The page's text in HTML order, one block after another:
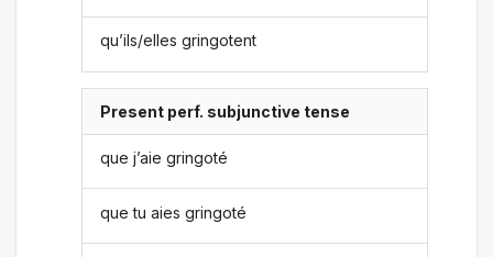
qu’ils/elles gringotent
Present perf. subjunctive tense
que j’aie gringoté
que tu aies gringoté